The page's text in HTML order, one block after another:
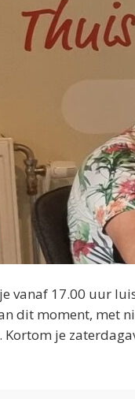
vanaf 17.00 uur
dit moment, met
je